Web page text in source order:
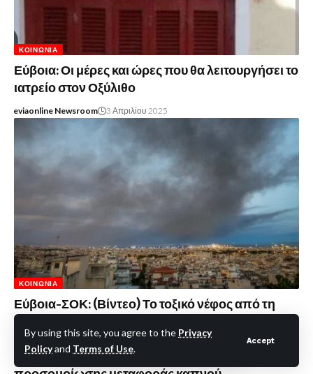
By using this site, you agree to the Privacy
Policyand Terms of Use.
Accept
ΚΟΙΝΩΝΊΑ
Εύβοια: Οι μέρες και ώρες που θα λειτουργήσει το
ιατρείο στον Οξύλιθο
eviaonline Newsroom 3 Απριλίου 2025
ΚΟΙΝΩΝΊΑ
Εύβοια-ΣΟΚ: (Βίντεο) Το τοξικό νέφος από τη
φωτιά στο Ωραιόκαστρο, μπορεί να φτάσει στο
νησί-Πώς εξελίσσεται το φαινόμενο-Δείτε τι
δείχνει η AtmoHub, πιλοτική υπηρεσία